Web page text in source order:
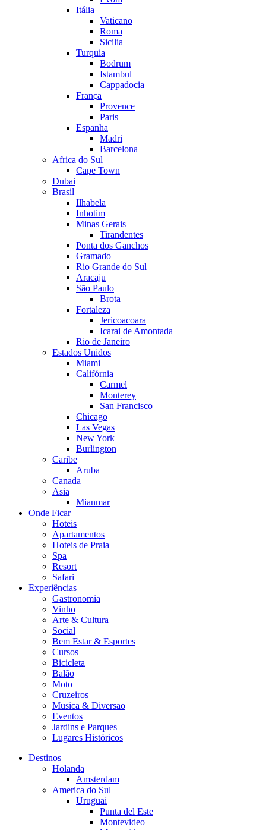
Itália
Vaticano
Roma
Sicilia
Turquia
Bodrum
Istambul
Cappadocia
França
Provence
Paris
Espanha
Madri
Barcelona
Africa do Sul
Cape Town
Dubai
Brasil
Ilhabela
Inhotim
Minas Gerais
Tirandentes
Ponta dos Ganchos
Gramado
Rio Grande do Sul
Aracaju
São Paulo
Brota
Fortaleza
Jericoacoara
Icarai de Amontada
Rio de Janeiro
Estados Unidos
Miami
Califórnia
Carmel
Monterey
San Francisco
Chicago
Las Vegas
New York
Burlington
Caribe
Aruba
Canada
Asia
Mianmar
Onde Ficar
Hoteis
Apartamentos
Hoteis de Praia
Spa
Resort
Safari
Experiências
Gastronomia
Vinho
Arte & Cultura
Social
Bem Estar & Esportes
Cursos
Bicicleta
Balão
Moto
Cruzeiros
Musica & Diversao
Eventos
Jardins e Parques
Lugares Históricos
Destinos
Holanda
Amsterdam
America do Sul
Uruguai
Punta del Este
Montevideo